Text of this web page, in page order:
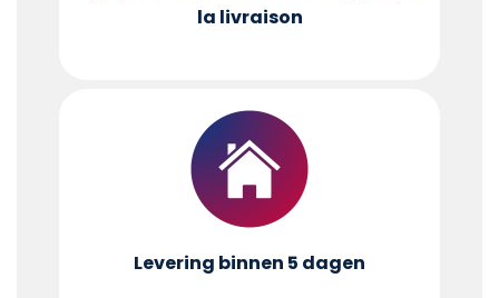
la livraison
Levering binnen 5 dagen